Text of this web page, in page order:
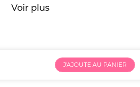
Voir plus
J'AJOUTE AU PANIER